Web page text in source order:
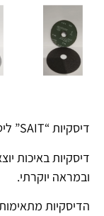
דיסקיות “SAIT” ליטוש אבן ושיש-קוטר “4.5 25 יח’
דיסקיות באיכות
ובמראה יוקרתי.
הדיסקיות